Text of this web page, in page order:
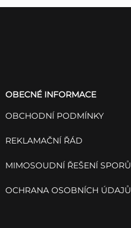
OBECNÉ INFORMACE
OBCHODNÍ PODMÍNKY
REKLAMAČNÍ ŘÁD
MIMOSOUDNÍ ŘEŠENÍ SPORŮ
OCHRANA OSOBNÍCH ÚDAJŮ